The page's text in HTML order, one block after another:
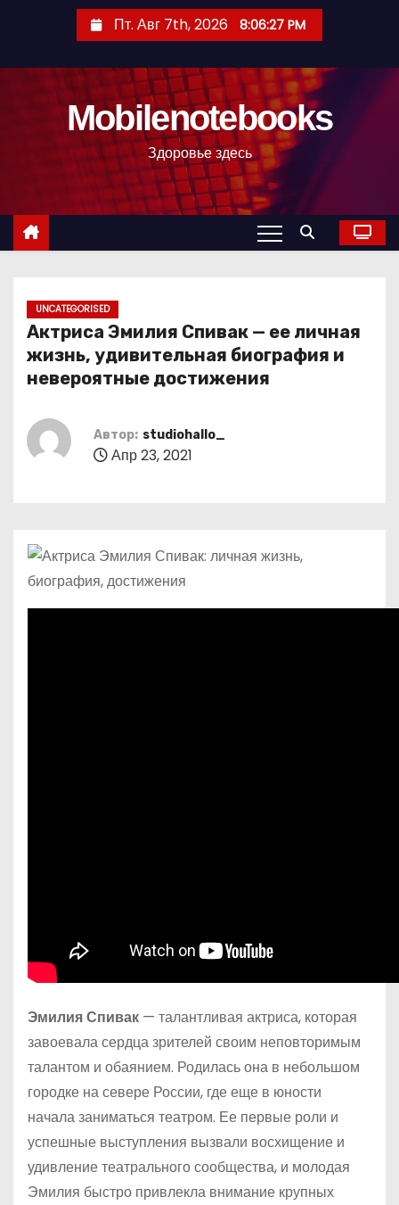
с
Пт. Авг 7th, 2026 8:06:28 PM
Mobilenotebooks
Здоровье здесь
UNCATEGORISED
Актриса Эмилия Спивак — ее личная
жизнь, удивительная биография и
невероятные достижения
Автор: studiohallo_
Апр 23, 2021
Эмилия Спивак — талантливая актриса, которая
завоевала сердца зрителей своим неповторимым
талантом и обаянием. Родилась она в небольшом
городке на севере России, где еще в юности
начала заниматься театром. Ее первые роли и
успешные выступления вызвали восхищение и
удивление театрального сообщества, и молодая
Эмилия быстро привлекла внимание крупных